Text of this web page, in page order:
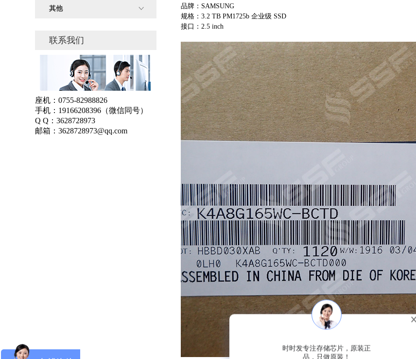
其他
联系我们
座机： 0755-82988826
手机： 19166208396 （微信同号）
Q Q： 3628728973
邮箱： 3628728973@qq.com
品牌：SAMSUNG
规格：3.2 TB PM1725b 企业级 SSD
接口：2.5 inch
时时发专注存储芯片，原装正
品，只做原装！